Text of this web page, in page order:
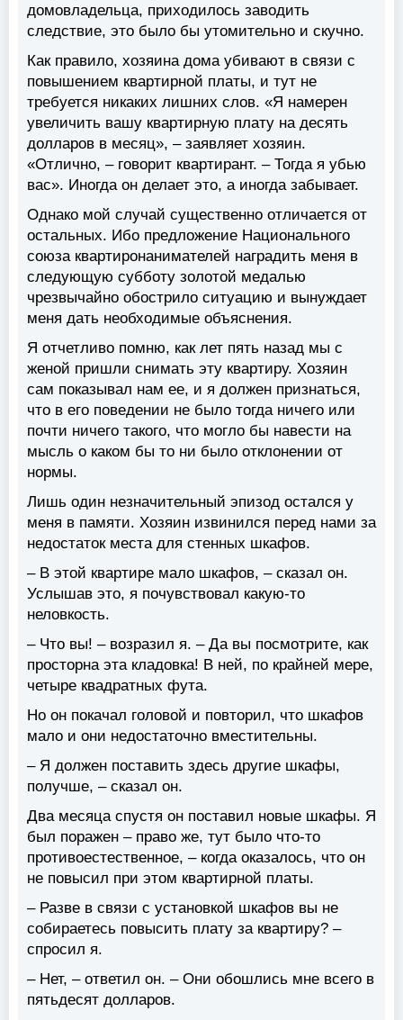
домовладельца, приходилось заводить
следствие, это было бы утомительно и скучно.
Как правило, хозяина дома убивают в связи с
повышением квартирной платы, и тут не
требуется никаких лишних слов. «Я намерен
увеличить вашу квартирную плату на десять
долларов в месяц», – заявляет хозяин.
«Отлично, – говорит квартирант. – Тогда я убью
вас». Иногда он делает это, а иногда забывает.
Однако мой случай существенно отличается от
остальных. Ибо предложение Национального
союза квартиронанимателей наградить меня в
следующую субботу золотой медалью
чрезвычайно обострило ситуацию и вынуждает
меня дать необходимые объяснения.
Я отчетливо помню, как лет пять назад мы с
женой пришли снимать эту квартиру. Хозяин
сам показывал нам ее, и я должен признаться,
что в его поведении не было тогда ничего или
почти ничего такого, что могло бы навести на
мысль о каком бы то ни было отклонении от
нормы.
Лишь один незначительный эпизод остался у
меня в памяти. Хозяин извинился перед нами за
недостаток места для стенных шкафов.
– В этой квартире мало шкафов, – сказал он.
Услышав это, я почувствовал какую-то
неловкость.
– Что вы! – возразил я. – Да вы посмотрите, как
просторна эта кладовка! В ней, по крайней мере,
четыре квадратных фута.
Но он покачал головой и повторил, что шкафов
мало и они недостаточно вместительны.
– Я должен поставить здесь другие шкафы,
получше, – сказал он.
Два месяца спустя он поставил новые шкафы. Я
был поражен – право же, тут было что-то
противоестественное, – когда оказалось, что он
не повысил при этом квартирной платы.
– Разве в связи с установкой шкафов вы не
собираетесь повысить плату за квартиру? –
спросил я.
– Нет, – ответил он. – Они обошлись мне всего в
пятьдесят долларов.